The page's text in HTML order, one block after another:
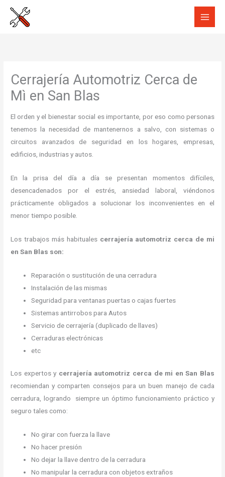
Cerrajería Automotriz Cerca de
Mì en San Blas
El orden y el bienestar social es importante, por eso como personas
tenemos la necesidad de mantenernos a salvo, con sistemas o
circuitos avanzados de seguridad en los hogares, empresas,
edificios, industrias y autos.
En la prisa del día a día se presentan momentos difíciles,
desencadenados por el estrés, ansiedad laboral, viéndonos
prácticamente obligados a solucionar los inconvenientes en el
menor tiempo posible.
Los trabajos más habituales cerrajería automotriz cerca de mi
en San Blas son:
Reparación o sustitución de una cerradura
Instalación de las mismas
Seguridad para ventanas puertas o cajas fuertes
Sistemas antirrobos para Autos
Servicio de cerrajería (duplicado de llaves)
Cerraduras electrónicas
etc
Los expertos y cerrajería automotriz cerca de mi en San Blas
recomiendan y comparten consejos para un buen manejo de cada
cerradura, logrando siempre un óptimo funcionamiento práctico y
seguro tales como:
No girar con fuerza la llave
No hacer presión
No dejar la llave dentro de la cerradura
No manipular la cerradura con objetos extraños